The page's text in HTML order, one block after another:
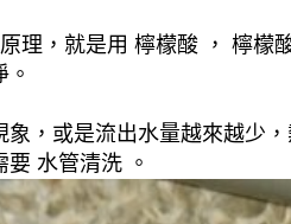
理，就是用 檸檬酸 ， 檸
，或是流出水量越來越少
水管清洗 。